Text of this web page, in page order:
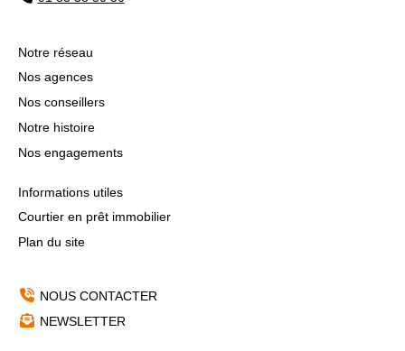
Notre réseau
Nos agences
Nos conseillers
Notre histoire
Nos engagements
Informations utiles
Courtier en prêt immobilier
Plan du site
NOUS CONTACTER
NEWSLETTER